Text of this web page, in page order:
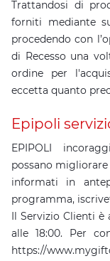
Trattandosi di
forniti mediante
procedendo con
di Recesso una
ordine per
eccetta quanto
Epipoli
EPIPOLI
possano
informati in
programma,
Il Servizio Clienti è
alle 18:00. Per
https://